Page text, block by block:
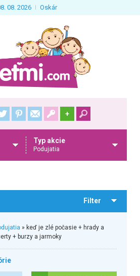
08. 2026 Oskár
+
Typ akcie
Podujatia
Filter
» keď je zlé počasie + hrady a
+ burzy a jarmoky